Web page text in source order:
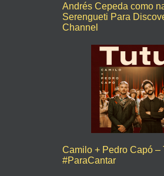
Andrés Cepeda como
Serengueti Para
Channel
Camilo + Pedro Capó –
#ParaCantar